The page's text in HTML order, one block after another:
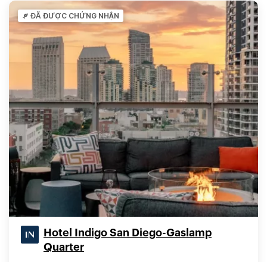
ĐÃ ĐƯỢC CHỨNG NHẬN
Hotel Indigo San Diego-Gaslamp
Quarter